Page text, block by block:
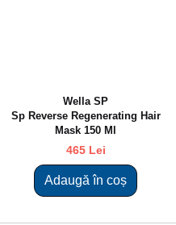
Wella SP
Sp Reverse Regenerating Hair
Mask 150 Ml
465 Lei
Adaugă în coș